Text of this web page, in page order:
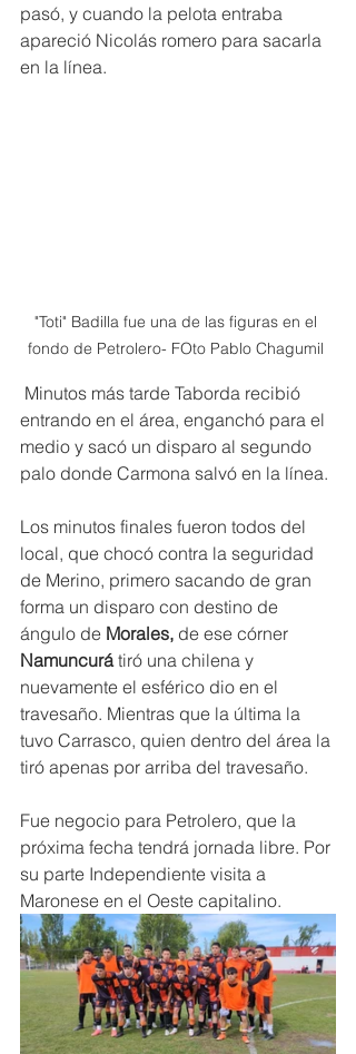
pasó, y cuando la pelota entraba
apareció Nicolás romero para sacarla
en la línea.
"Toti" Badilla fue una de las figuras en el
fondo de Petrolero- FOto Pablo Chagumil
Minutos más tarde Taborda recibió
entrando en el área, enganchó para el
medio y sacó un disparo al segundo
palo donde Carmona salvó en la línea.
Los minutos finales fueron todos del
local, que chocó contra la seguridad
de Merino, primero sacando de gran
forma un disparo con destino de
ángulo de Morales, de ese córner
Namuncurá tiró una chilena y
nuevamente el esférico dio en el
travesaño. Mientras que la última la
tuvo Carrasco, quien dentro del área la
tiró apenas por arriba del travesaño.
Fue negocio para Petrolero, que la
próxima fecha tendrá jornada libre. Por
su parte Independiente visita a
Maronese en el Oeste capitalino.